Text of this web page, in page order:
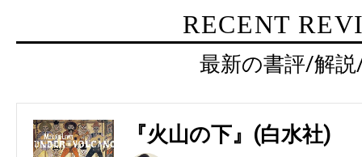
RECENT
最新の書評/解
『火山の下』(白水社)